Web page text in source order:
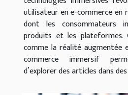
utilisateur en e-commerce en
dont les consommateurs
produits et les plateformes.
comme la réalité augmentée
commerce immersif
d’explorer des articles dans